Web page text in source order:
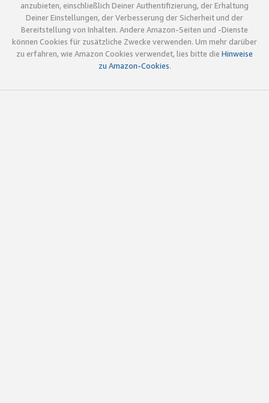
anzubieten, einschließlich Deiner Authentifizierung, der Erhaltung
Deiner Einstellungen, der Verbesserung der Sicherheit und der
Bereitstellung von Inhalten. Andere Amazon-Seiten und -Dienste
können Cookies für zusätzliche Zwecke verwenden. Um mehr darüber
zu erfahren, wie Amazon Cookies verwendet, lies bitte die Hinweise
zu Amazon-Cookies.